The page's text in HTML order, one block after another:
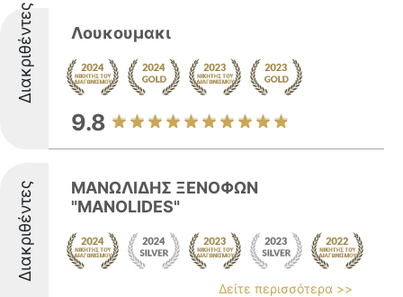
Διακριθέντες Λουκουμακι
9.8
Διακριθέντες
ΜΑΝΩΛΙΔΗΣ ΞΕΝΟΦΩΝ
"MANOLIDES"
Δείτε περισσότερα >>